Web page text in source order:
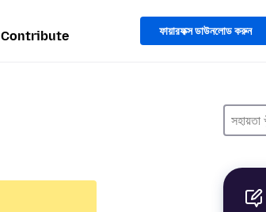
Contribute ফায়ারফক্স ডাউনলোড করুন